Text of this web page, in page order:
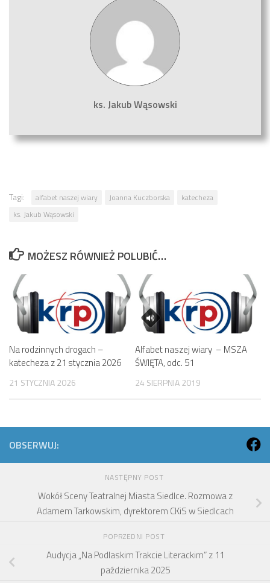
ks. Jakub Wąsowski
Tagi: alfabet naszej wiary Joanna Kuczborska
katecheza
ks. Jakub Wąsowski
MOŻESZ RÓWNIEŻ POLUBIĆ…
Na rodzinnych drogach –
katecheza z 21 stycznia 2026
21 STYCZNIA 2026
Alfabet naszej wiary – MSZA
ŚWIĘTA, odc. 51
24 SIERPNIA 2019
OBSERWUJ:
NASTĘPNY POST
Wokół Sceny Teatralnej Miasta Siedlce. Rozmowa z
Adamem Tarkowskim, dyrektorem CKiS w Siedlcach
POPRZEDNI POST
Audycja „Na Podlaskim Trakcie Literackim” z 11
października 2025